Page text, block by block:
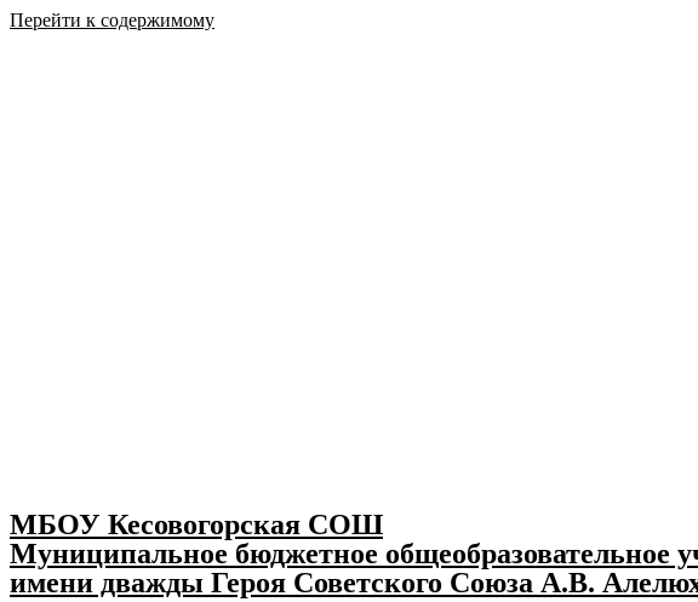
Перейти к содержимому
МБОУ Кесовогорская СОШ
Муниципальное бюджетное общеобразовательное
имени дважды Героя Советского Союза А.В.